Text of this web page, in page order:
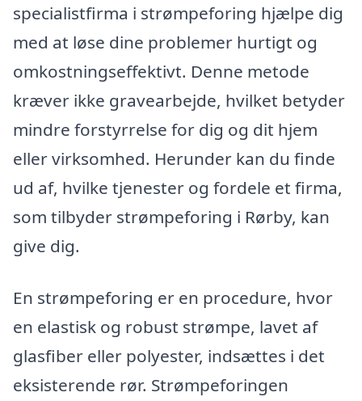
specialistfirma i strømpeforing hjælpe dig
med at løse dine problemer hurtigt og
omkostningseffektivt. Denne metode
kræver ikke gravearbejde, hvilket betyder
mindre forstyrrelse for dig og dit hjem
eller virksomhed. Herunder kan du finde
ud af, hvilke tjenester og fordele et firma,
som tilbyder strømpeforing i Rørby, kan
give dig.
En strømpeforing er en procedure, hvor
en elastisk og robust strømpe, lavet af
glasfiber eller polyester, indsættes i det
eksisterende rør. Strømpeforingen